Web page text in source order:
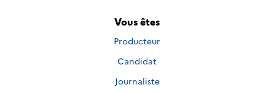
Vous êtes
Producteur
Candidat
Journaliste